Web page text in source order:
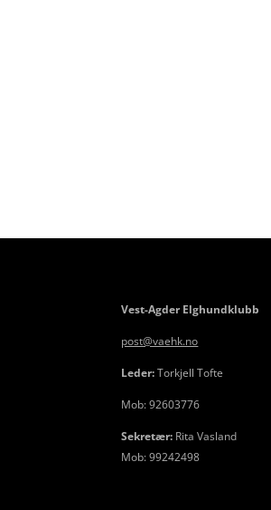
Vest-Agder Elghundklubb
post@vaehk.no
Leder:Torkjell Tofte
Mob: 92603776
Sekretær: Rita Vasland
Mob: 99242498